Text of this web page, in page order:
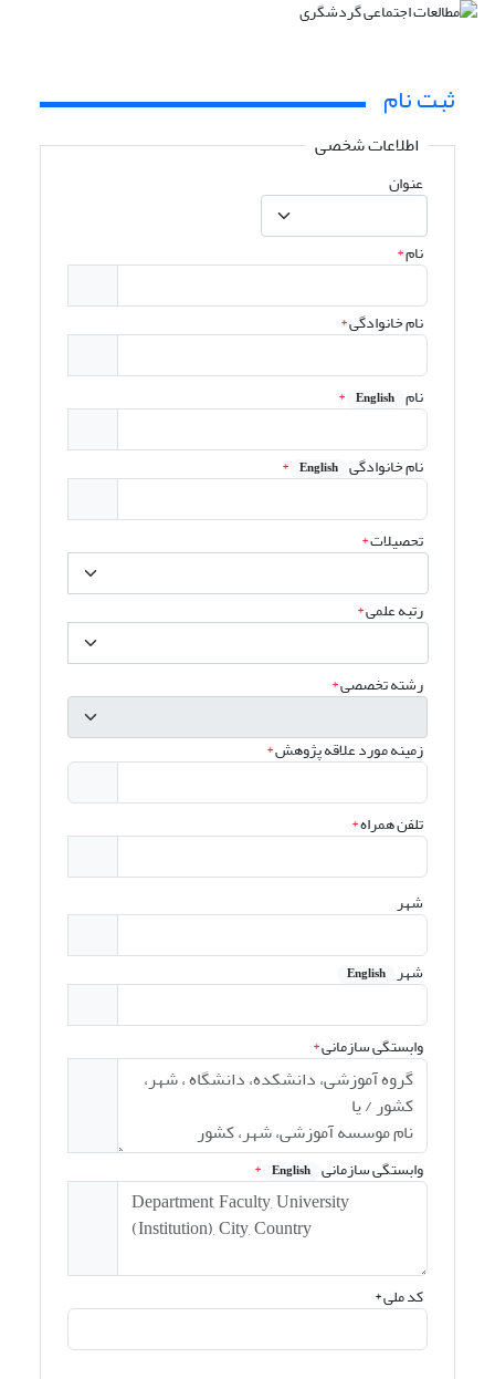
ثبت نام
اطلاعات شخصی
عنوان
نام*
نام خانوادگی*
نام English
*
نام خانوادگی English
*
تحصیلات*
رتبه علمی*
رشته تخصصی*
زمینه مورد علاقه پژوهش*
تلفن همراه*
شهر
شهر English
وابستگی سازمانی*
وابستگی سازمانی English
*
کد ملی*